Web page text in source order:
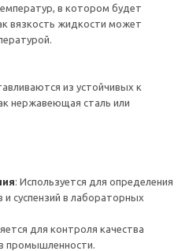
в котором будет
вязкость жидкости может
из устойчивых к
нержавеющая сталь или
: Используется для определения
суспензий в лабораторных
для контроля качества
промышленности.